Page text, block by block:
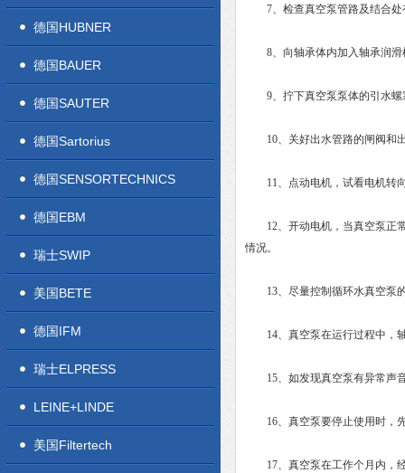
德国HUBNER
德国BAUER
德国SAUTER
德国Sartorius
德国SENSORTECHNICS
德国EBM
瑞士SWIP
美国BETE
德国IFM
瑞士ELPRESS
LEINE+LINDE
美国Filtertech
7、检查真空泵管路及结合处
8、向轴承体内加入轴承润滑
9、拧下真空泵泵体的引水螺
10、关好出水管路的闸阀和
11、点动电机，试看电机转
12、开动电机，当真空泵正常
情况。
13、尽量控制循环水真空泵的
14、真空泵在运行过程中，
15、如发现真空泵有异常声
16、真空泵要停止使用时，
17、真空泵在工作个月内，经